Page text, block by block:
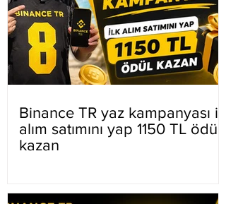
Binance TR yaz kampanyası ilk
alım satımını yap 1150 TL ödül
kazan